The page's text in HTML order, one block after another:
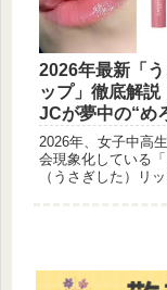
2026年最新「う
ップ」徹底解説
JCが夢中の“め
作り方
2026年、女子中高
会現象化している
（うさぎした）リッ
り方まで解説。なぜ
なベビーピンクが
か、その理由に迫り